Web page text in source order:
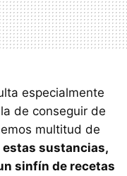
especialmente
de conseguir de
multitud de
estas sustancias,
sinfín de recetas